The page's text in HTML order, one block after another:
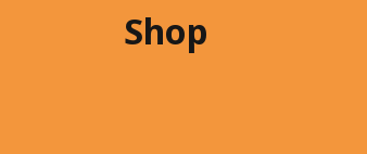
Shop